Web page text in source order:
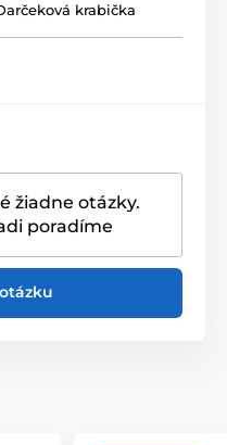
krabička
žiadne otázky.
poradíme